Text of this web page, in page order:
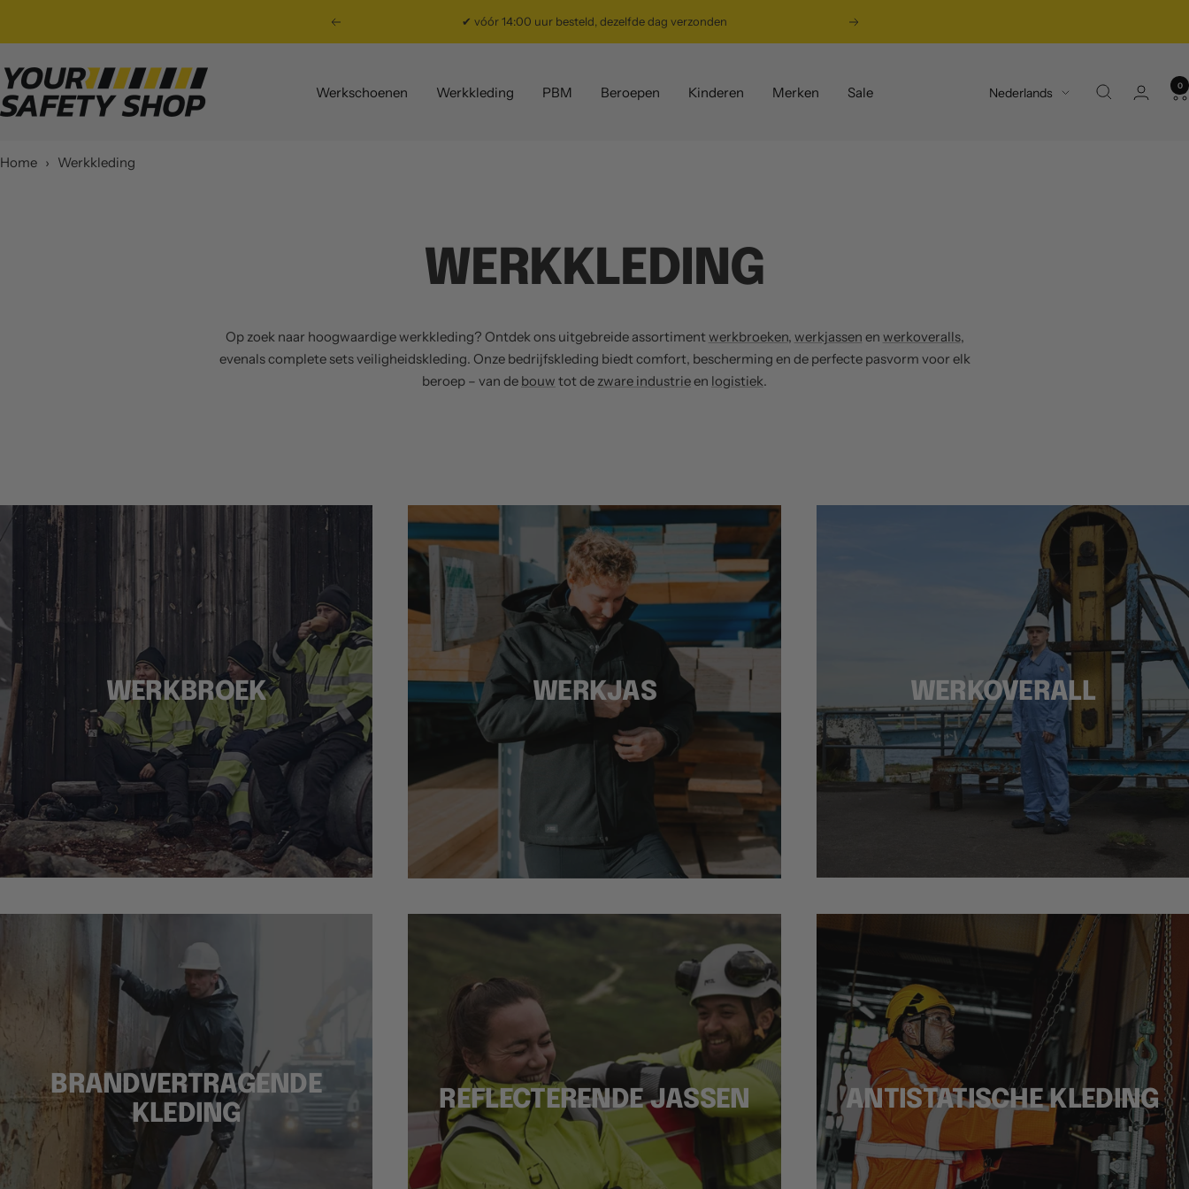
Vorig ✔ vóór 14:00 uur besteld, dezelfde dag verzonden Volgende
Werkschoenen Werkkleding PBM Beroepen Kinderen Merken Sale
Your
Safety
Shop
Taal
Nederlands 0
Home › Werkkleding
WERKKLEDING
Op zoek naar hoogwaardige werkkleding? Ontdek ons uitgebreide assortimentwerkbroeken, werkjassen en werkoveralls,
evenals complete sets veiligheidskleding. Onze bedrijfskleding biedt comfort, bescherming en de perfecte pasvorm voor elk
beroep – van de bouw tot de zware industrieen logistiek.
WERKBROEK WERKJAS WERKOVERALL
BRANDVERTRAGENDE
KLEDING
REFLECTERENDE JASSEN ANTISTATISCHE KLEDING